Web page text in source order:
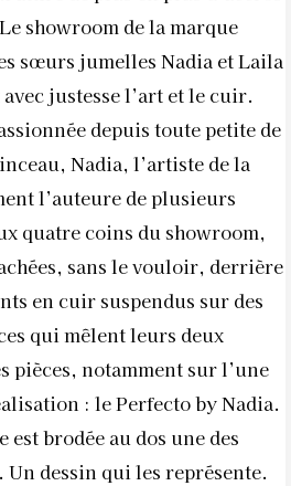
showroom de la marque
sœurs jumelles Nadia et Laila
justesse l’art et le cuir.
depuis toute petite de
Nadia, l’artiste de la
l’auteure de plusieurs
quatre coins du showroom,
sans le vouloir, derrière
en cuir suspendus sur des
qui mêlent leurs deux
pièces, notamment sur l’une
: le Perfecto by Nadia.
brodée au dos une des
dessin qui les représente.